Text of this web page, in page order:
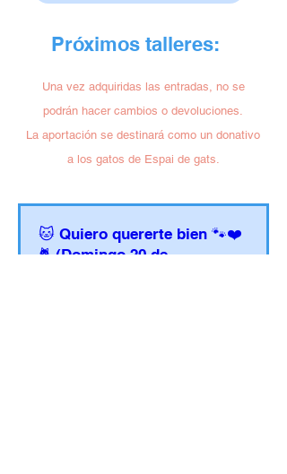
Próximos talleres:
Una vez adquiridas las entradas, no se
podrán hacer cambios o devoluciones.
La aportación se destinará como un donativo
a los gatos de Espai de gats.
🐱 Quiero quererte bien 🐾❤️
🐈 (Domingo 20 de